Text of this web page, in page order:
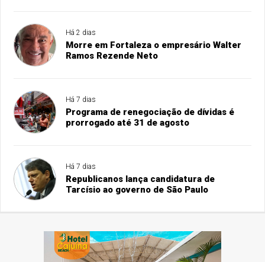
Há 2 dias
Morre em Fortaleza o empresário Walter
Ramos Rezende Neto
Há 7 dias
Programa de renegociação de dívidas é
prorrogado até 31 de agosto
Há 7 dias
Republicanos lança candidatura de
Tarcísio ao governo de São Paulo